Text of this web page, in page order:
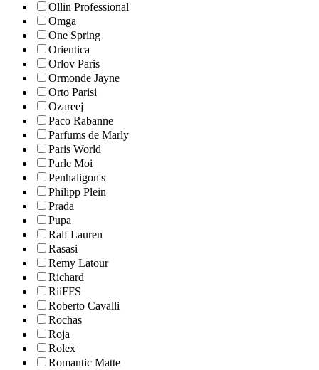
Ollin Professional
Omga
One Spring
Orientica
Orlov Paris
Ormonde Jayne
Orto Parisi
Ozareej
Paco Rabanne
Parfums de Marly
Paris World
Parle Moi
Penhaligon's
Philipp Plein
Prada
Pupa
Ralf Lauren
Rasasi
Remy Latour
Richard
RiiFFS
Roberto Cavalli
Rochas
Roja
Rolex
Romantic Matte